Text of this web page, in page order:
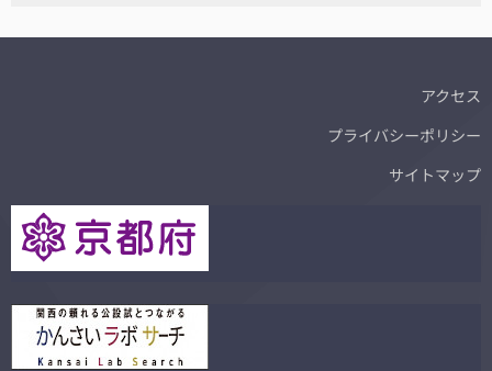
アクセス
プライバシーポリシー
サイトマップ